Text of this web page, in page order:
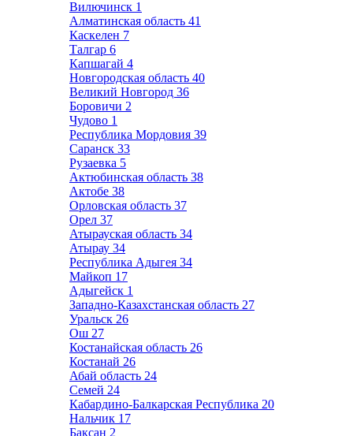
Вилючинск 1
Алматинская область 41
Каскелен 7
Талгар 6
Капшагай 4
Новгородская область 40
Великий Новгород 36
Боровичи 2
Чудово 1
Республика Мордовия 39
Саранск 33
Рузаевка 5
Актюбинская область 38
Актобе 38
Орловская область 37
Орел 37
Атырауская область 34
Атырау 34
Республика Адыгея 34
Майкоп 17
Адыгейск 1
Западно-Казахстанская область 27
Уральск 26
Ош 27
Костанайская область 26
Костанай 26
Абай область 24
Семей 24
Кабардино-Балкарская Республика 20
Нальчик 17
Баксан 2